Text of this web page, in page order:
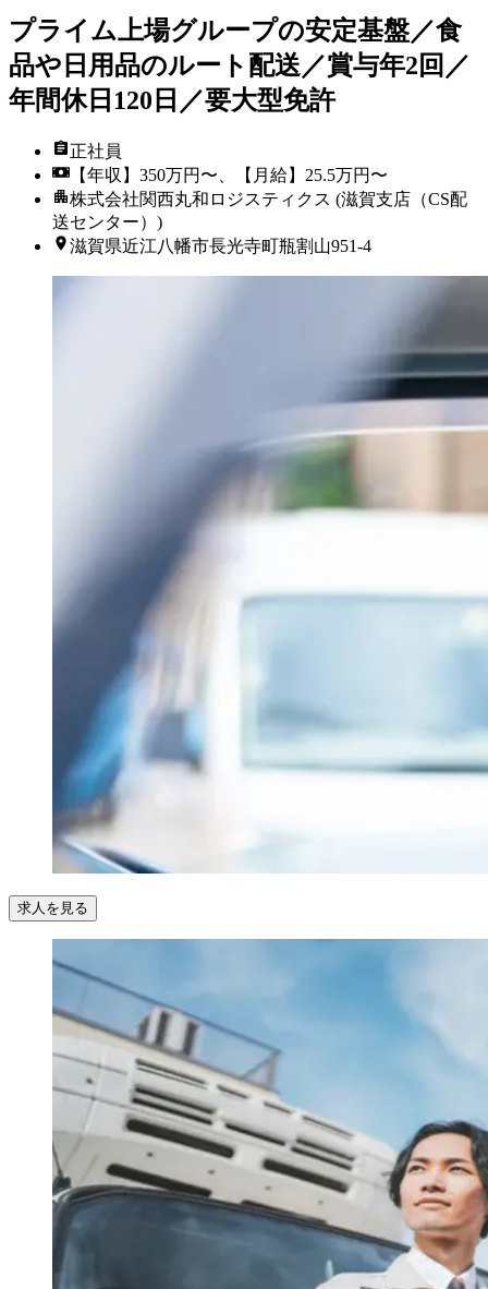
プライム上場グループの安定基盤／食
品や日用品のルート配送／賞与年2回／
年間休日120日／要大型免許
正社員
【年収】350万円〜、【月給】25.5万円〜
株式会社関西丸和ロジスティクス (滋賀支店（CS配
送センター）)
滋賀県近江八幡市長光寺町瓶割山951-4
求人を見る